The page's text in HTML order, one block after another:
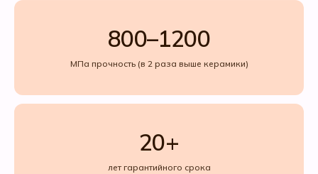
800–1200
МПа прочность (в 2 раза выше керамики)
20+
лет гарантийного срока